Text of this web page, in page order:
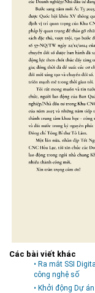
Môi trường
Quy hoạch - Xây
Ưu đãi đầu tư
Công nghệ và
Văn bản khác
Các bài viết khác
• Ra mắt SSI
công nghệ số
• Khởi động Dự